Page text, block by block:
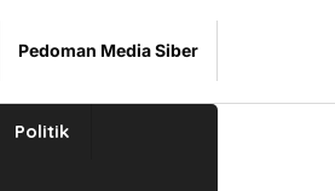
Pedoman Media Siber
Politik